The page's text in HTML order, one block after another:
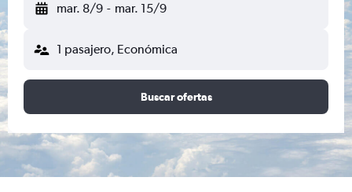
mar. 8/9 - mar. 15/9
1 pasajero, Económica
Buscar ofertas